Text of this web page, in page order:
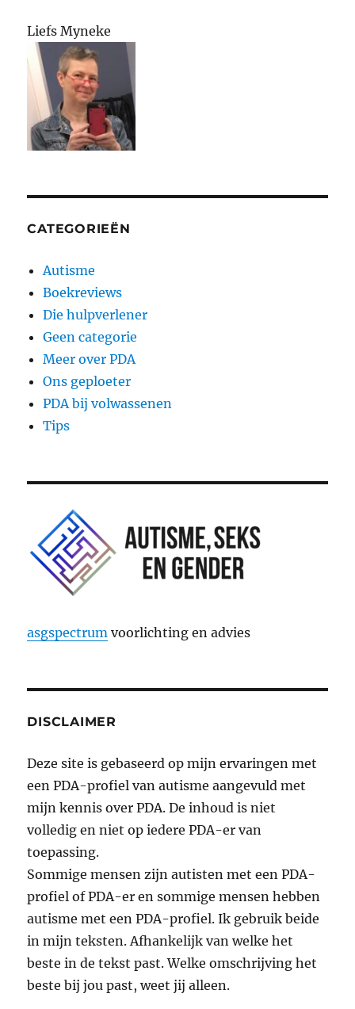
Liefs Myneke
CATEGORIEËN
Autisme
Boekreviews
Die hulpverlener
Geen categorie
Meer over PDA
Ons geploeter
PDA bij volwassenen
Tips
asgspectrum voorlichting en advies
DISCLAIMER
Deze site is gebaseerd op mijn ervaringen met
een PDA-profiel van autisme aangevuld met
mijn kennis over PDA. De inhoud is niet
volledig en niet op iedere PDA-er van
toepassing.
Sommige mensen zijn autisten met een PDA-
profiel of PDA-er en sommige mensen hebben
autisme met een PDA-profiel. Ik gebruik beide
in mijn teksten. Afhankelijk van welke het
beste in de tekst past. Welke omschrijving het
beste bij jou past, weet jij alleen.